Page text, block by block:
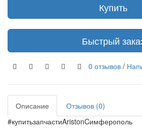
Купить
Быстрый
0 отзывов /
Описание
Отзывов (0)
#купитьзапчастиAristonCимферополь